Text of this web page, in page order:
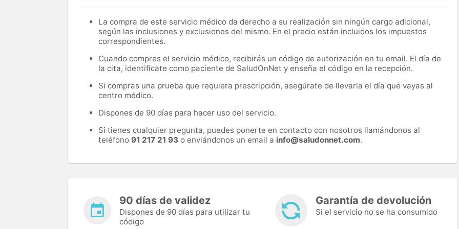
La compra de este servicio médico da derecho a su realización sin ningún cargo adicional,
según las inclusiones y exclusiones del mismo. En el precio están incluidos los impuestos
correspondientes.
Cuando compres el servicio médico, recibirás un código de autorización en tu email. El día de
la cita, identifícate como paciente de SaludOnNet y enseña el código en la recepción.
Si compras una prueba que requiera prescripción, asegúrate de llevarla el día que vayas al
centro médico.
Dispones de 90 días para hacer uso del servicio.
Si tienes cualquier pregunta, puedes ponerte en contacto con nosotros llamándonos al
teléfono 91 217 21 93 o enviándonos un email a info@saludonnet.com.
90 días de validez
Dispones de 90 días para utilizar tu
código
Garantía de devolución
Si el servicio no se ha consumido